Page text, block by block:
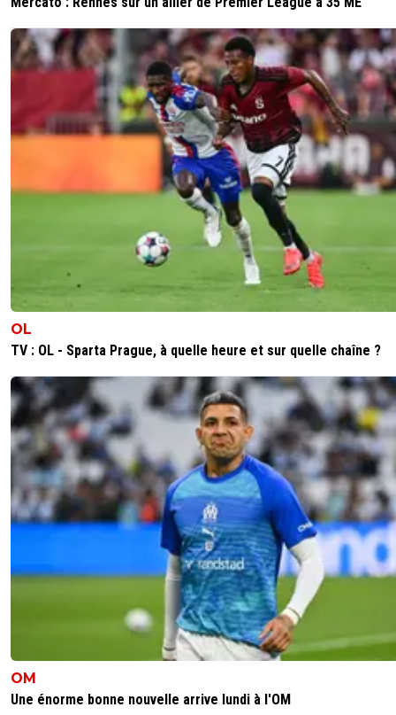
OL
TV : OL - Sparta Prague, à quelle heure et sur quelle chaîne ?
OM
Une énorme bonne nouvelle arrive lundi à l'OM